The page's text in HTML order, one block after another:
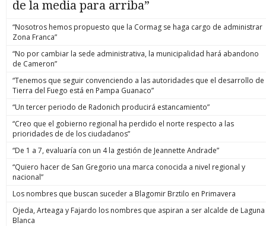
de la media para arriba”
“Nosotros hemos propuesto que la Cormag se haga cargo de administrar
Zona Franca”
“No por cambiar la sede administrativa, la municipalidad hará abandono
de Cameron”
“Tenemos que seguir convenciendo a las autoridades que el desarrollo de
Tierra del Fuego está en Pampa Guanaco”
“Un tercer periodo de Radonich producirá estancamiento”
“Creo que el gobierno regional ha perdido el norte respecto a las
prioridades de de los ciudadanos”
“De 1 a 7, evaluaría con un 4 la gestión de Jeannette Andrade”
“Quiero hacer de San Gregorio una marca conocida a nivel regional y
nacional”
Los nombres que buscan suceder a Blagomir Brztilo en Primavera
Ojeda, Arteaga y Fajardo los nombres que aspiran a ser alcalde de Laguna
Blanca